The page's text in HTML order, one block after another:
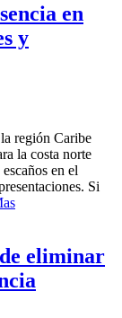
en
y
región Caribe
la costa norte
en el
Si
eliminar